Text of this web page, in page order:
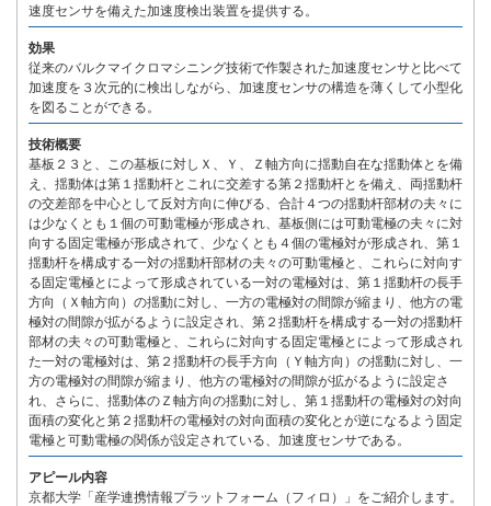
速度センサを備えた加速度検出装置を提供する。
効果
従来のバルクマイクロマシニング技術で作製された加速度センサと比べて
加速度を３次元的に検出しながら、加速度センサの構造を薄くして小型化
を図ることができる。
技術概要
基板２３と、この基板に対しＸ、Ｙ、Ｚ軸方向に揺動自在な揺動体とを備
え、揺動体は第１揺動杆とこれに交差する第２揺動杆とを備え、両揺動杆
の交差部を中心として反対方向に伸びる、合計４つの揺動杆部材の夫々に
は少なくとも１個の可動電極が形成され、基板側には可動電極の夫々に対
向する固定電極が形成されて、少なくとも４個の電極対が形成され、第１
揺動杆を構成する一対の揺動杆部材の夫々の可動電極と、これらに対向す
る固定電極とによって形成されている一対の電極対は、第１揺動杆の長手
方向（Ｘ軸方向）の揺動に対し、一方の電極対の間隙が縮まり、他方の電
極対の間隙が拡がるように設定され、第２揺動杆を構成する一対の揺動杆
部材の夫々の可動電極と、これらに対向する固定電極とによって形成され
た一対の電極対は、第２揺動杆の長手方向（Ｙ軸方向）の揺動に対し、一
方の電極対の間隙が縮まり、他方の電極対の間隙が拡がるように設定さ
れ、さらに、揺動体のＺ軸方向の揺動に対し、第１揺動杆の電極対の対向
面積の変化と第２揺動杆の電極対の対向面積の変化とが逆になるよう固定
電極と可動電極の関係が設定されている、加速度センサである。
アピール内容
京都大学「産学連携情報プラットフォーム（フィロ）」をご紹介します。